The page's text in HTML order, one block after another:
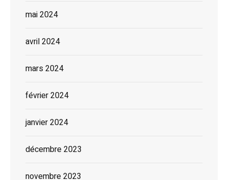
mai 2024
avril 2024
mars 2024
février 2024
janvier 2024
décembre 2023
novembre 2023